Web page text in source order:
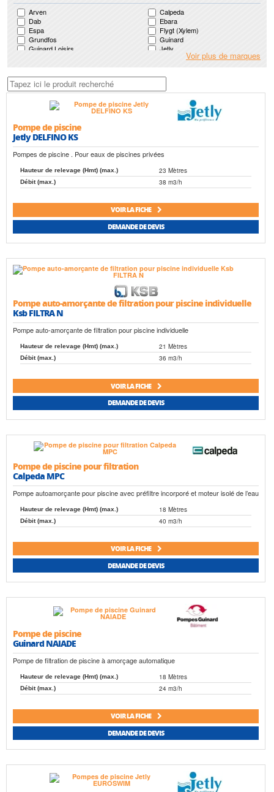
Arven
Calpeda
Dab
Ebara
Espa
Flygt (Xylem)
Grundfos
Guinard
Guinard Loisirs
Jetly
Lowara (Xylem)
Pedrollo
Saer
Salmson
Wilo
Voir plus de marques
Pompe de piscine
Jetly DELFINO KS
Pompes de piscine . Pour eaux de piscines privées
Hauteur de relevage (Hmt) (max.) 23 Mètres
Débit (max.) 38 m3/h
VOIR LA FICHE
DEMANDE DE DEVIS
Pompe auto-amorçante de filtration pour piscine individuelle
Ksb FILTRA N
Pompe auto-amorçante de filtration pour piscine individuelle
Hauteur de relevage (Hmt) (max.) 21 Mètres
Débit (max.) 36 m3/h
VOIR LA FICHE
DEMANDE DE DEVIS
Pompe de piscine pour filtration
Calpeda MPC
Pompe autoamorçante pour piscine avec préfiltre incorporé et moteur isolé de l’eau
Hauteur de relevage (Hmt) (max.) 18 Mètres
Débit (max.) 40 m3/h
VOIR LA FICHE
DEMANDE DE DEVIS
Pompe de piscine
Guinard NAIADE
Pompe de filtration de piscine à amorçage automatique
Hauteur de relevage (Hmt) (max.) 18 Mètres
Débit (max.) 24 m3/h
VOIR LA FICHE
DEMANDE DE DEVIS